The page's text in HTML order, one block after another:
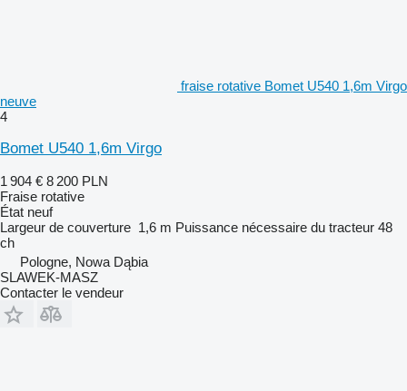
fraise rotative Bomet U540 1,6m Virgo
neuve
4
Bomet U540 1,6m Virgo
1 904 € 8 200 PLN
Fraise rotative
État neuf
Largeur de couverture 1,6 m Puissance nécessaire du tracteur 48
ch
Pologne, Nowa Dąbia
SLAWEK-MASZ
Contacter le vendeur